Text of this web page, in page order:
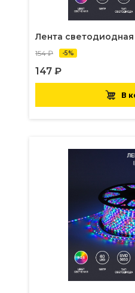
Лента светодиодная
154 ₽ -5%
147 ₽
В